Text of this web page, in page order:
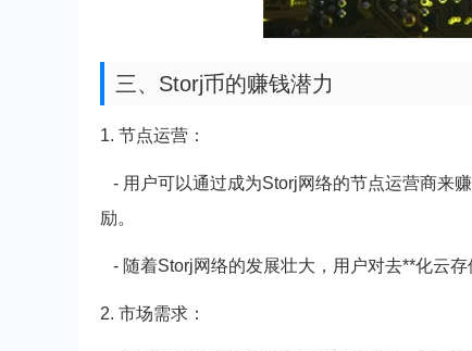
三、Storj币的赚钱潜力
1. 节点运营：
- 用户可以通过成为Storj网络的节点运营商来
励。
- 随着Storj网络的发展壮大，用户对去**化云
2. 市场需求：